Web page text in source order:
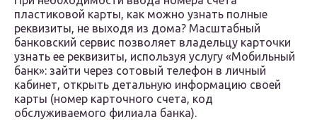
пластиковой карты, как можно узнать полные
реквизиты, не выходя из дома? Масштабный
банковский сервис позволяет владельцу карточки
узнать ее реквизиты, используя услугу «Мобильный
банк»: зайти через сотовый телефон в личный
кабинет, открыть детальную информацию своей
карты (номер карточного счета, код
обслуживаемого филиала банка).